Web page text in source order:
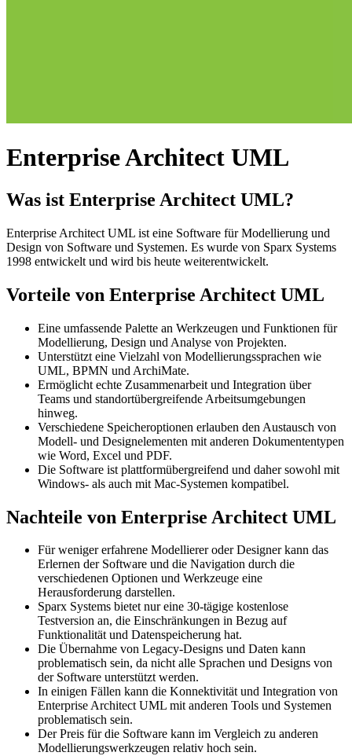
Enterprise Architect UML
Was ist Enterprise Architect UML?
Enterprise Architect UML ist eine Software für Modellierung und
Design von Software und Systemen. Es wurde von Sparx Systems
1998 entwickelt und wird bis heute weiterentwickelt.
Vorteile von Enterprise Architect UML
Eine umfassende Palette an Werkzeugen und Funktionen für
Modellierung, Design und Analyse von Projekten.
Unterstützt eine Vielzahl von Modellierungssprachen wie
UML, BPMN und ArchiMate.
Ermöglicht echte Zusammenarbeit und Integration über
Teams und standortübergreifende Arbeitsumgebungen
hinweg.
Verschiedene Speicheroptionen erlauben den Austausch von
Modell- und Designelementen mit anderen Dokumententypen
wie Word, Excel und PDF.
Die Software ist plattformübergreifend und daher sowohl mit
Windows- als auch mit Mac-Systemen kompatibel.
Nachteile von Enterprise Architect UML
Für weniger erfahrene Modellierer oder Designer kann das
Erlernen der Software und die Navigation durch die
verschiedenen Optionen und Werkzeuge eine
Herausforderung darstellen.
Sparx Systems bietet nur eine 30-tägige kostenlose
Testversion an, die Einschränkungen in Bezug auf
Funktionalität und Datenspeicherung hat.
Die Übernahme von Legacy-Designs und Daten kann
problematisch sein, da nicht alle Sprachen und Designs von
der Software unterstützt werden.
In einigen Fällen kann die Konnektivität und Integration von
Enterprise Architect UML mit anderen Tools und Systemen
problematisch sein.
Der Preis für die Software kann im Vergleich zu anderen
Modellierungswerkzeugen relativ hoch sein.